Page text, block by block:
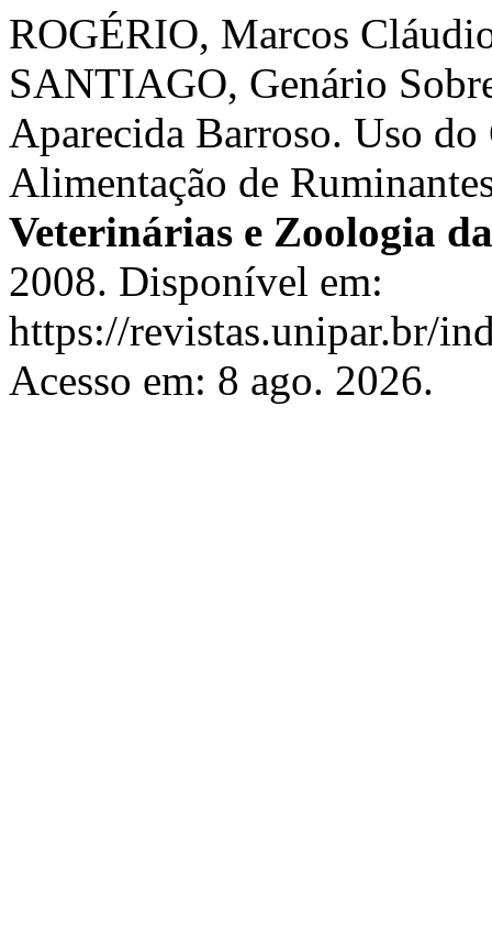
ROGÉRIO, Marcos
SANTIAGO, Genário
Aparecida Barroso. Uso
Alimentação de
Veterinárias e Zoologia
2008. Disponível em:
https://revistas.unipar.br/
Acesso em: 8 ago. 2026.